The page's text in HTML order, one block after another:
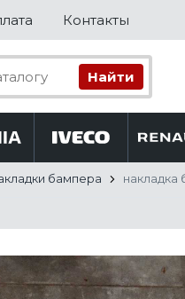
Контакты
бампера накладка